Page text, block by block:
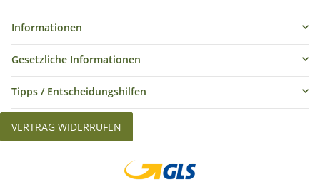
Informationen
Gesetzliche Informationen
Tipps / Entscheidungshilfen
VERTRAG WIDERRUFEN